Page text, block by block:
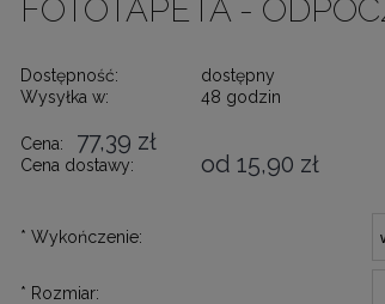
FOTOTAPETA -
Dostępność:
dostępny
Wysyłka w:
48 godzin
Cena: 77,39 zł
Cena dostawy: od 15,90 zł
* Wykończenie:
* Rozmiar: